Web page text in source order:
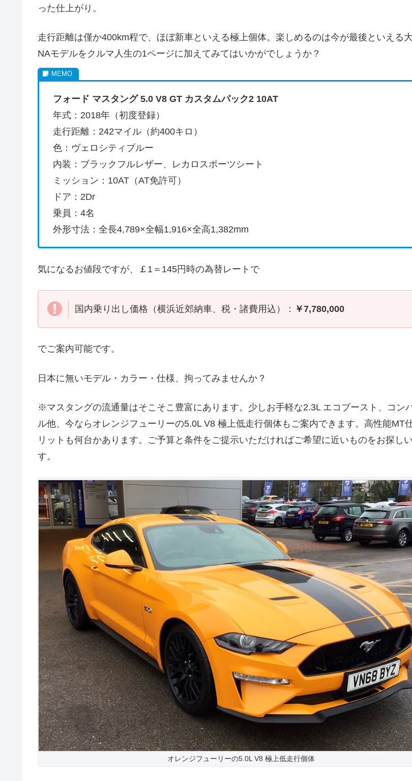
った仕上がり。
走行距離は僅か400km程で、ほぼ新車といえる極上個体。楽しめるのは今が最後といえる
NAモデルをクルマ人生の1ページに加えてみてはいかがでしょうか？
フォード マスタング 5.0 V8 GT カスタムパック2 10AT
年式：2018年（初度登録）
走行距離：242マイル（約400キロ）
色：ヴェロシティブルー
内装：ブラックフルレザー、レカロスポーツシート
ミッション：10AT（AT免許可）
ドア：2Dr
乗員：4名
外形寸法：全長4,789×全幅1,916×全高1,382mm
気になるお値段ですが、￡1＝145円時の為替レートで
国内乗り出し価格（横浜近郊納車、税・諸費用込）： ￥7,780,000
でご案内可能です。
日本に無いモデル・カラー・仕様、拘ってみませんか？
※マスタングの流通量はそこそこ豊富にあります。少しお手軽な2.3L エコブースト、コン
ル他、今ならオレンジフューリーの5.0L V8 極上低走行個体もご案内できます。高性能MT
リットも何台かあります。ご予算と条件をご提示いただければご希望に近いものをお探し
す。
オレンジフューリーの5.0L V8 極上低走行個体